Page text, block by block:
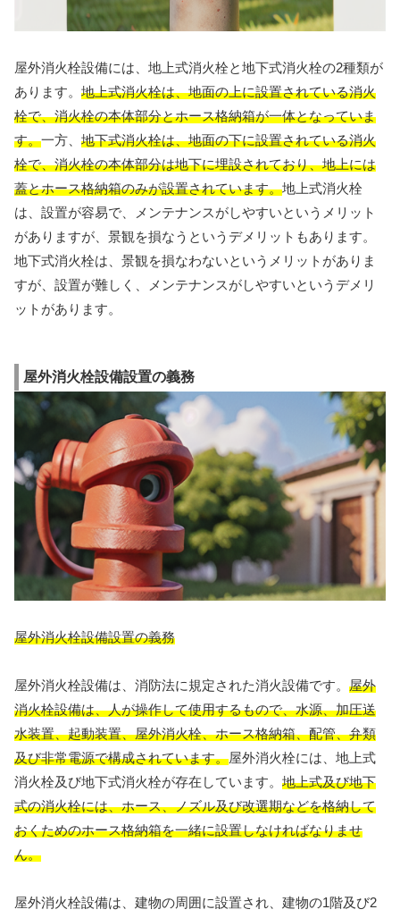
屋外消火栓設備には、地上式消火栓と地下式消火栓の2種類が
あります。 地上式消火栓は、地面の上に設置されている消火
栓で、消火栓の本体部分とホース格納箱が一体となっていま
す。一方、 地下式消火栓は、地面の下に設置されている消火
栓で、消火栓の本体部分は地下に埋設されており、地上には
蓋とホース格納箱のみが設置されています。地上式消火栓
は、設置が容易で、メンテナンスがしやすいというメリット
がありますが、景観を損なうというデメリットもあります。
地下式消火栓は、景観を損なわないというメリットがありま
すが、設置が難しく、メンテナンスがしやすいというデメリ
ットがあります。
屋外消火栓設備設置の義務
屋外消火栓設備設置の義務
屋外消火栓設備は、消防法に規定された消火設備です。 屋外
消火栓設備は、人が操作して使用するもので、水源、加圧送
水装置、起動装置、屋外消火栓、ホース格納箱、配管、弁類
及び非常電源で構成されています。屋外消火栓には、地上式
消火栓及び地下式消火栓が存在しています。 地上式及び地下
式の消火栓には、ホース、ノズル及び改選期などを格納して
おくためのホース格納箱を一緒に設置しなければなりませ
ん。
屋外消火栓設備は、建物の周囲に設置され、建物の1階及び2